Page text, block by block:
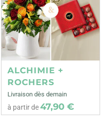
ALCHIMIE +
ROCHERS
Livraison dès demain
à partir de47,90 €